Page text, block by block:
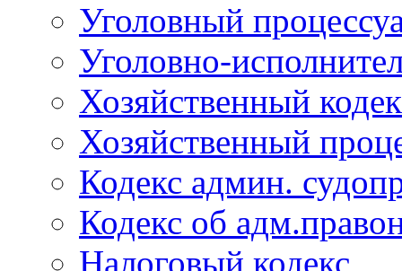
Уголовный
Уголовно-
Хозяйственный
Хозяйственный
Кодекс админ.
Кодекс об
Налоговый кодекс